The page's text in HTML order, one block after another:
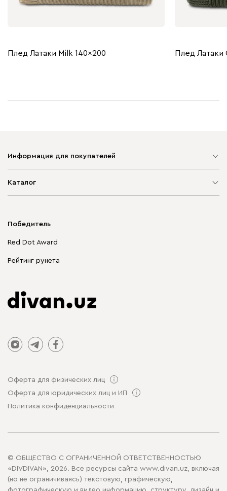
Плед Латаки Milk 140x200 Плед Латаки
Информация для покупателей
Каталог
Победитель
Red Dot Award
Рейтинг рунета
Оферта для физических лиц
Оферта для юридических лиц и ИП
Политика конфиденциальности
© ОБЩЕСТВО С ОГРАНИЧЕННОЙ ОТВЕТСТВЕННОСТЬЮ
«DIVDIVAN», 2026. Все ресурсы сайта www.divan.uz, включая
(но не ограничиваясь) текстовую, графическую,